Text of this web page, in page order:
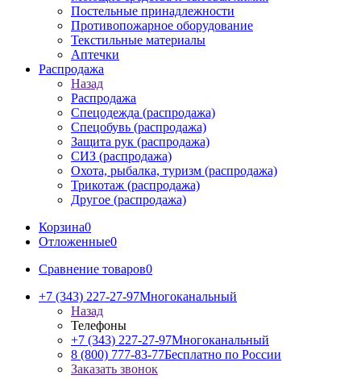
Постельные принадлежности
Противопожарное оборудование
Текстильные материалы
Аптечки
Распродажа
Назад
Распродажа
Спецодежда (распродажа)
Спецобувь (распродажа)
Защита рук (распродажа)
СИЗ (распродажа)
Охота, рыбалка, туризм (распродажа)
Трикотаж (распродажа)
Другое (распродажа)
Корзина0
Отложенные0
Сравнение товаров0
+7 (343) 227-27-97Многоканальный
Назад
Телефоны
+7 (343) 227-27-97Многоканальный
8 (800) 777-83-77Бесплатно по России
Заказать звонок